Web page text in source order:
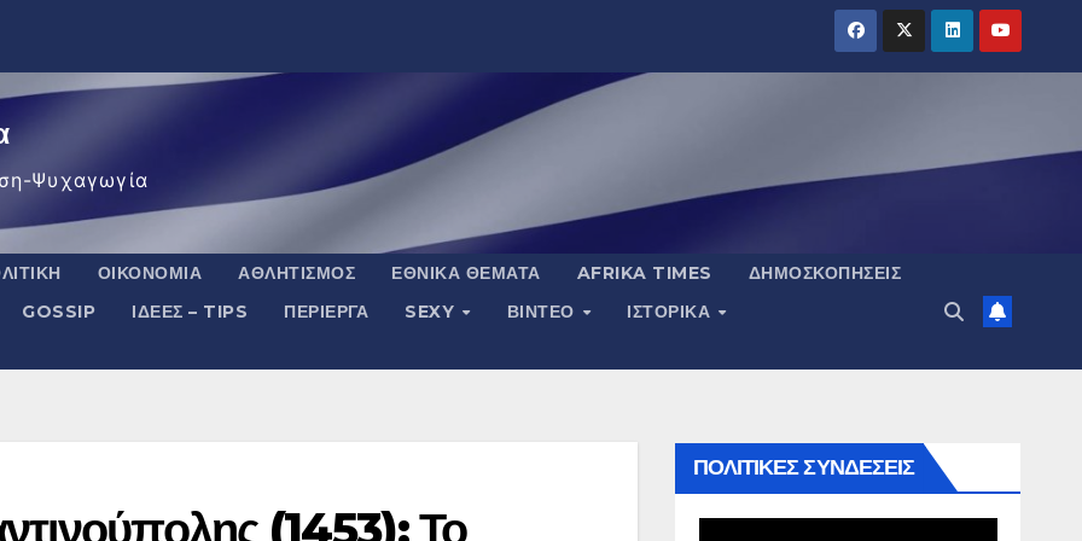
Ψυχαγωγία
ΟΙΚΟΝΟΜΊΑ ΑΘΛΗΤΙΣΜΌΣ ΕΘΝΙΚΆ ΘΈΜΑΤΑ AFRIKA TIMES
ΔΗΜΟΣΚΟΠΉΣΕΙΣ
GOSSIP ΙΔΈΕΣ – TIPS ΠΕΡΊΕΡΓΑ SEXY ΒΙΝΤΕΟ
ΙΣΤΟΡΙΚΆ
(1453): Το
ΠΟΛΙΤΙΚΕΣ ΣΥΝΔΕΣΕΙΣ